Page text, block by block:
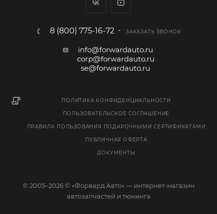
8 (800) 775-16-72 ЗАКАЗАТЬ ЗВОНОК
info@forwardauto.ru
corp@forwardauto.ru
se@forwardauto.ru
ПОЛИТИКА КОНФИДЕНЦИАЛЬНОСТИ
ПОЛЬЗОВАТЕЛЬСКОЕ СОГЛАШЕНИЕ
ПРАВИЛА ПОЛЬЗОВАНИЯ ПОДАРОЧНЫМИ СЕРТИФИКАТАМИ
ПУБЛИЧНАЯ ОФЕРТА
ДОКУМЕНТЫ
© 2005–2026 © «Форвард Авто» — интернет-магазин
автозапчастей и тюнинга